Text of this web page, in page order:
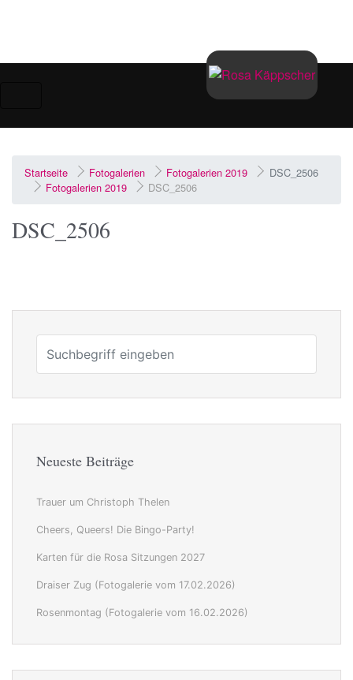
Startseite Fotogalerien Fotogalerien 2019
DSC_2506
Fotogalerien 2019
DSC_2506
DSC_2506
Neueste Beiträge
Trauer um Christoph Thelen
Cheers, Queers! Die Bingo-Party!
Karten für die Rosa Sitzungen 2027
Draiser Zug (Fotogalerie vom 17.02.2026)
Rosenmontag (Fotogalerie vom 16.02.2026)